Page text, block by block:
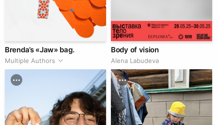
Brenda’s «Jaw» bag.
Multiple Authors
Body of vision
Alena Labudeva